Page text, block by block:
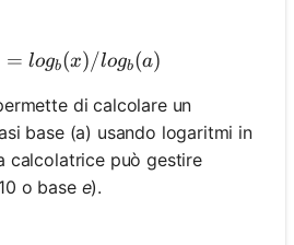
log_a(x) = log_b(x) /
= logb(x)/logb(a)
di calcolare un
base (a) usando logaritmi in
calcolatrice può gestire
o base e).